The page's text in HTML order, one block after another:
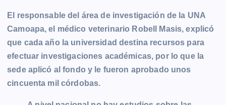
El responsable del área de investigación de la UNA
Camoapa, el médico veterinario Robell Masis, explicó
que cada año la universidad destina recursos para
efectuar investigaciones académicas, por lo que la
sede aplicó al fondo y le fueron aprobado unos
cincuenta mil córdobas.